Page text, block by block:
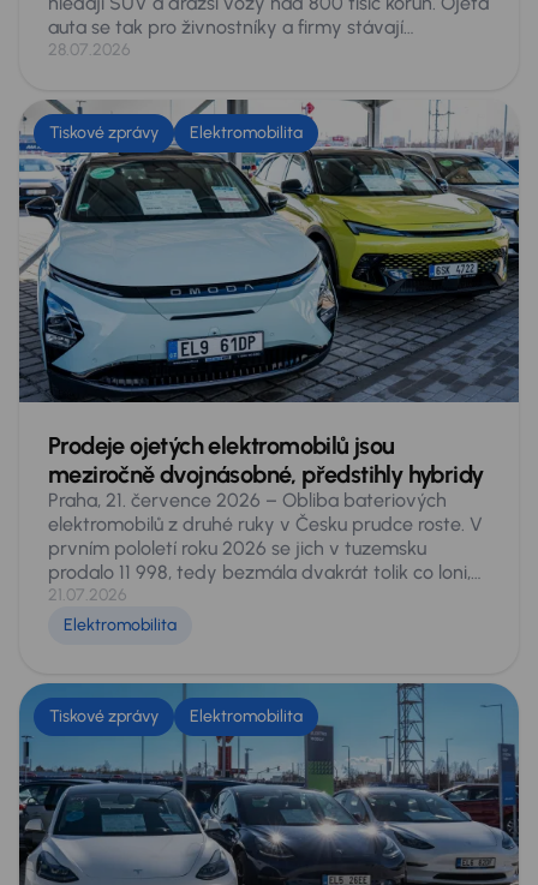
auta se tak pro živnostníky a firmy stávají
plnohodnotnou alternativou k novým. V prvním
4 310 vozů, meziročně o 359 aut víc, tedy o 9
procent. SUV tvořila o pětinu víc než loni, zatímco
kombi se prodalo o 3 procenta méně. Nejrychleji
rostla dražší auta: v rozmezí 800 až 999 tisíc korun
se prodalo o 29 procent více aut a nad milion o 23
procent. Nejprodávanějším přesto zůstává Škoda
Octavia.
28.07.2026
Tiskové zprávy Elektromobilita
Prodeje ojetých elektromobilů jsou
meziročně dvojnásobné, předstihly hybridy
Praha, 21. července 2026 – Obliba bateriových
elektromobilů z druhé ruky v Česku prudce roste. V
prvním pololetí roku 2026 se jich v tuzemsku
prodalo 11 998, tedy bezmála dvakrát tolik co loni,
kdy za stejné období našlo nového majitele 6 051
vozů. Podíl elektromobilů na celém sekundárním
hybridů dohromady. Vyplývá to z analýzy dat
pokrývajících celý český sekundární trh, provedené
experty AURES Holdings, provozovatele sítí
autocenter AAA AUTO a Mototechna. Také v nich
zaznamenali letos na domácím trhu více než
dvojnásobné prodeje.
21.07.2026
Elektromobilita
Tiskové zprávy Elektromobilita